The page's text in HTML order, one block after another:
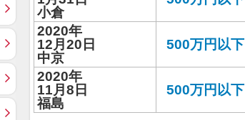
小倉
2020年
12月20日
中京
500万円以下
2020年
11月8日
福島
500万円以下